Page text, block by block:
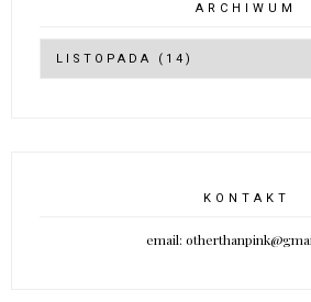
ARCHIWUM
KONTAKT
email: